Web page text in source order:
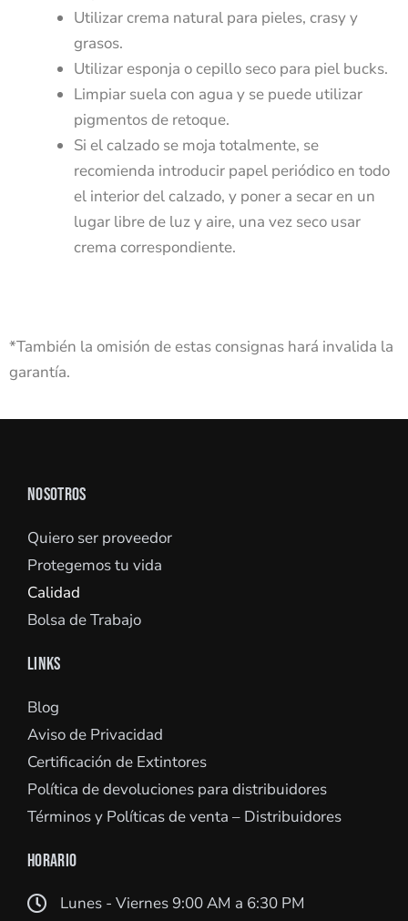
Utilizar crema natural para pieles, crasy y
grasos.
Utilizar esponja o cepillo seco para piel bucks.
Limpiar suela con agua y se puede utilizar
pigmentos de retoque.
Si el calzado se moja totalmente, se
recomienda introducir papel periódico en todo
el interior del calzado, y poner a secar en un
lugar libre de luz y aire, una vez seco usar
crema correspondiente.
*También la omisión de estas consignas hará invalida la
garantía.
NOSOTROS
Quiero ser proveedor
Protegemos tu vida
Calidad
Bolsa de Trabajo
LINKS
Blog
Aviso de Privacidad
Certificación de Extintores
Política de devoluciones para distribuidores
Términos y Políticas de venta – Distribuidores
HORARIO
Lunes - Viernes 9:00 AM a 6:30 PM